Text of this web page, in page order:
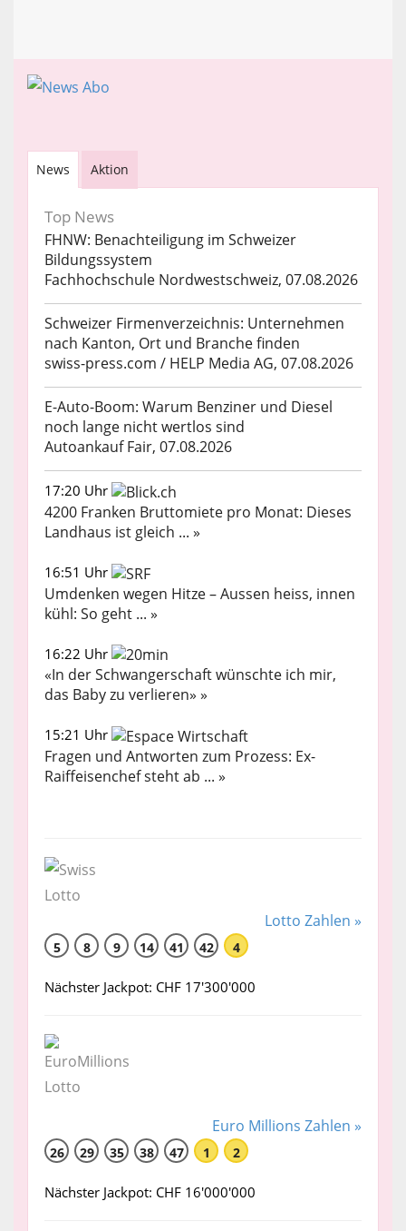
News Aktion
Top News
FHNW: Benachteiligung im Schweizer
Bildungssystem
Fachhochschule Nordwestschweiz, 07.08.2026
Schweizer Firmenverzeichnis: Unternehmen
nach Kanton, Ort und Branche finden
swiss-press.com / HELP Media AG, 07.08.2026
E-Auto-Boom: Warum Benziner und Diesel
noch lange nicht wertlos sind
Autoankauf Fair, 07.08.2026
17:20 Uhr
4200 Franken Bruttomiete pro Monat: Dieses
Landhaus ist gleich ... »
16:51 Uhr
Umdenken wegen Hitze – Aussen heiss, innen
kühl: So geht ... »
16:22 Uhr
«In der Schwangerschaft wünschte ich mir,
das Baby zu verlieren» »
15:21 Uhr
Fragen und Antworten zum Prozess: Ex-
Raiffeisenchef steht ab ... »
Lotto Zahlen »
5 8 9 14 41 42 4
Nächster Jackpot: CHF 17'300'000
Euro Millions Zahlen »
26 29 35 38 47 1 2
Nächster Jackpot: CHF 16'000'000